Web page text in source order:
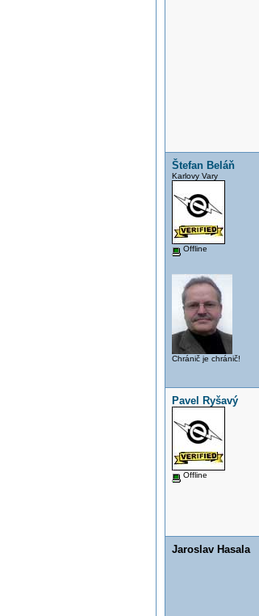
Štefan Beláň
Karlovy Vary
Offline
Chránič je chránič!
Pavel Ryšavý
Offline
Jaroslav Hasala